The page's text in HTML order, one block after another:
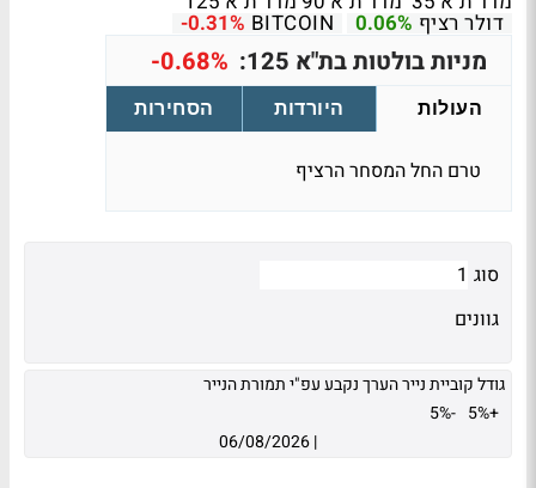
דולר רציף 0.06%
BITCOIN
-0.31%
מניות בולטות בת"א 125: -0.68%
העולות היורדות הסחירות
טרם החל המסחר הרציף
סוג
גוונים
גודל קוביית נייר הערך נקבע עפ"י תמורת הנייר
+5%
-5%
|
06/08/2026